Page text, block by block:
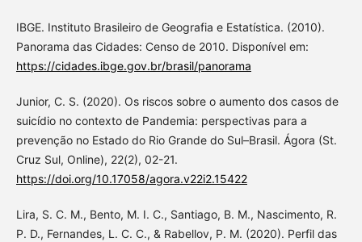
IBGE. Instituto Brasileiro de Geografia e Estatística. (2010).
Panorama das Cidades: Censo de 2010. Disponível em:
https://cidades.ibge.gov.br/brasil/panorama
Junior, C. S. (2020). Os riscos sobre o aumento dos casos de
suicídio no contexto de Pandemia: perspectivas para a
prevenção no Estado do Rio Grande do Sul–Brasil. Ágora (St.
Cruz Sul, Online), 22(2), 02-21.
https://doi.org/10.17058/agora.v22i2.15422
Lira, S. C. M., Bento, M. I. C., Santiago, B. M., Nascimento, R.
P. D., Fernandes, L. C. C., & Rabellov, P. M. (2020). Perfil das